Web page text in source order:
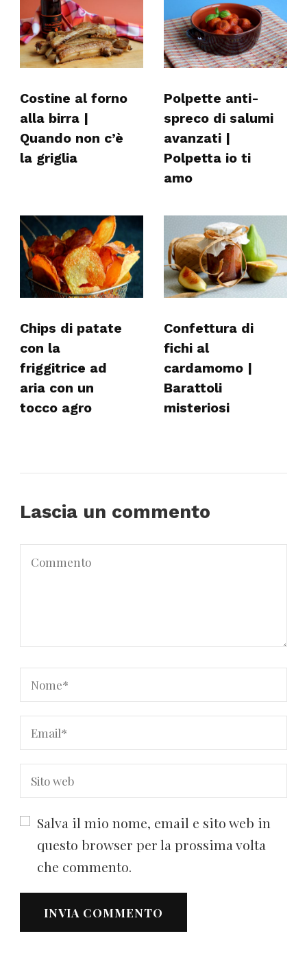
Costine al forno
alla birra |
Quando non c’è
la griglia
Polpette anti-
spreco di salumi
avanzati |
Polpetta io ti
amo
Chips di patate
con la
friggitrice ad
aria con un
tocco agro
Confettura di
fichi al
cardamomo |
Barattoli
misteriosi
Lascia un commento
Salva il mio nome, email e sito web in
questo browser per la prossima volta
che commento.